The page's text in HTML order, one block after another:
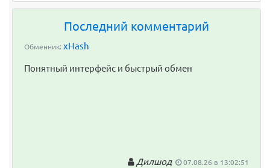
Последний комментарий
Обменник: xHash
Понятный интерфейс и быстрый обмен
Дилшод 07.08.26 в 13:02:51